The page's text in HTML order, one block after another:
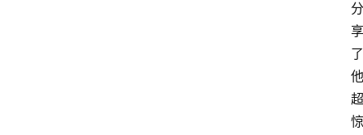
分
享
了
他
超
惊